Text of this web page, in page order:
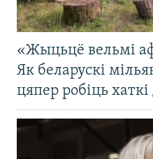
«Жыцьцё вельмі
Як беларускі
цяпер робіць